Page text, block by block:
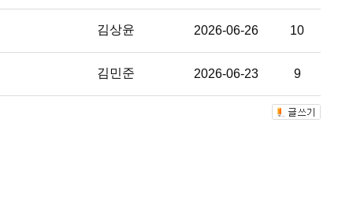
김상윤 2026-06-26 10
김민준 2026-06-23 9